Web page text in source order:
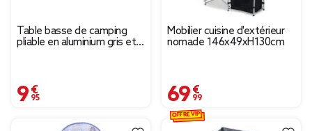
Table basse de camping
pliable en aluminium gris et
9,95 €
Mobilier cuisine d'extérieur
nomade 146x49xH130cm
69,99 €
OFFRE VIP